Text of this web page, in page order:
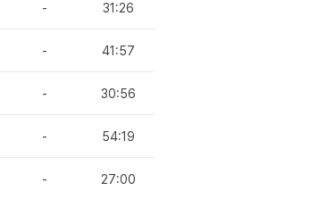
- 31:26
- 41:57
- 30:56
- 54:19
- 27:00